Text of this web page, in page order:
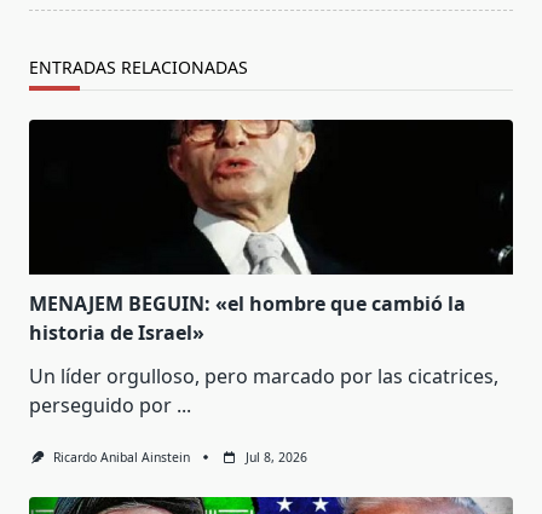
ENTRADAS RELACIONADAS
MENAJEM BEGUIN: «el hombre que cambió la
historia de Israel»
Un líder orgulloso, pero marcado por las cicatrices,
perseguido por ...
Ricardo Anibal Ainstein Jul 8, 2026